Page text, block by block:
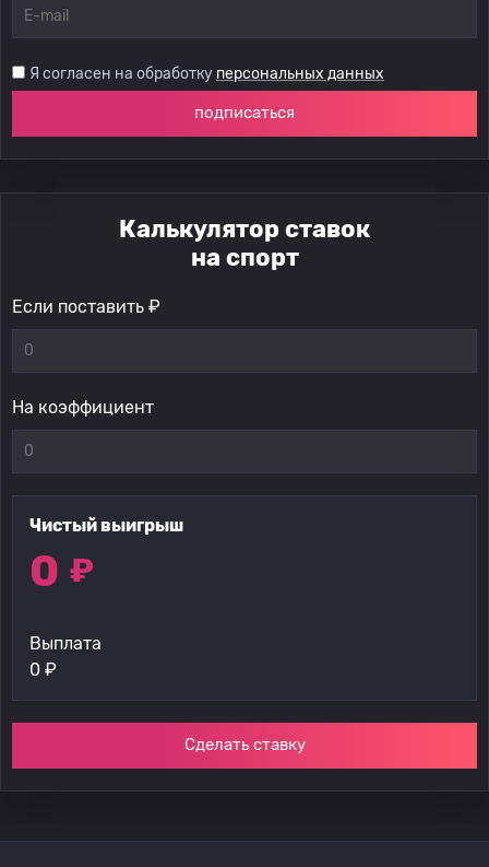
Я согласен на обработку персональных данных
подписаться
Калькулятор ставок
на спорт
Если поставить ₽
На коэффициент
Чистый выигрыш
0 ₽
Выплата
0 ₽
Сделать ставку